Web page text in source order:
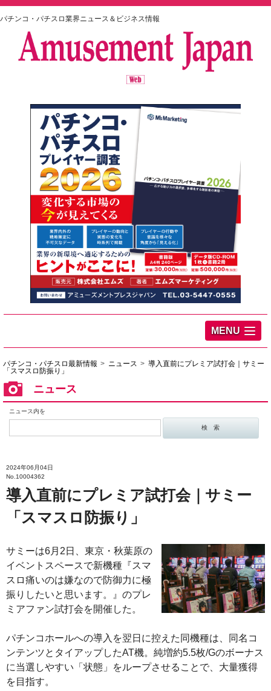
パチンコ・パチスロ業界ニュース＆ビジネス情報
MENU
パチンコ・パチスロ最新情報 ニュース
導入直前にプレミア試打会｜サミー
「スマスロ防振り」
ニュース
ニュース内を
2024年06月04日
No.10004362
導入直前にプレミア試打会｜サミー
「スマスロ防振り」
サミーは6月2日、東京・秋葉原の
イベントスペースで新機種『スマ
スロ痛いのは嫌なので防御力に極
振りしたいと思います。』のプレ
ミアファン試打会を開催した。
パチンコホールへの導入を翌日に控えた同機種は、同名コ
ンテンツとタイアップしたAT機。純増約5.5枚/Gのボーナス
に当選しやすい「状態」をループさせることで、大量獲得
を目指す。